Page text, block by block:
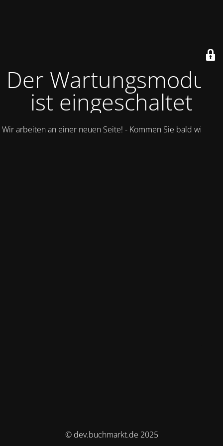
Der Wartungsmodus
ist eingeschaltet
Wir arbeiten an einer neuen Seite! - Kommen Sie bald wieder.
© dev.buchmarkt.de 2025